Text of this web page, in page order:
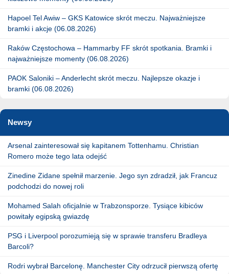
Hapoel Tel Awiw – GKS Katowice skrót meczu. Najważniejsze
bramki i akcje (06.08.2026)
Raków Częstochowa – Hammarby FF skrót spotkania. Bramki i
najważniejsze momenty (06.08.2026)
PAOK Saloniki – Anderlecht skrót meczu. Najlepsze okazje i
bramki (06.08.2026)
Newsy
Arsenal zainteresował się kapitanem Tottenhamu. Christian
Romero może tego lata odejść
Zinedine Zidane spełnił marzenie. Jego syn zdradził, jak Francuz
podchodzi do nowej roli
Mohamed Salah oficjalnie w Trabzonsporze. Tysiące kibiców
powitały egipską gwiazdę
PSG i Liverpool porozumieją się w sprawie transferu Bradleya
Barcoli?
Rodri wybrał Barcelonę. Manchester City odrzucił pierwszą ofertę